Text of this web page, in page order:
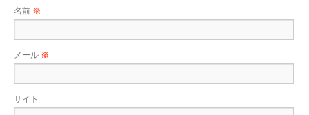
名前 ※
メール ※
サイト